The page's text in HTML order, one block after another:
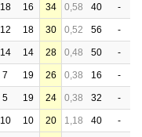
18 16 34 0,58 40 -
12 18 30 0,52 56 -
14 14 28 0,48 50 -
7 19 26 0,38 16 -
5 19 24 0,38 32 -
10 10 20 1,18 40 -